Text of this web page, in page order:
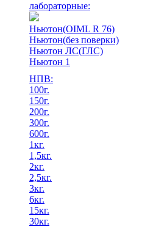
лабораторные:
Ньютон(OIML R 76)
Ньютон(без поверки)
Ньютон ЛС(ГЛС)
Ньютон 1
НПВ:
100г.
150г.
200г.
300г.
600г.
1кг.
1,5кг.
2кг.
2,5кг.
3кг.
6кг.
15кг.
30кг.